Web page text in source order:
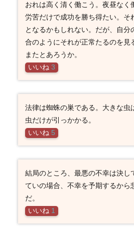
おれは高く清く働こう。夜昼なく
労苦だけで成功を勝ち得たい。そ
となるかもしれない。だが、自分
合のようにそれが正常たるのを見
またとあろうか。
いいね 3
法律は蜘蛛の巣である。大きな虫
虫だけが引っかかる。
いいね 5
結局のところ、最悪の不幸は決し
ていの場合、不幸を予期するから
だ。
いいね 1